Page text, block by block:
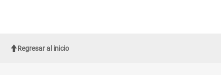
Regresar al inicio